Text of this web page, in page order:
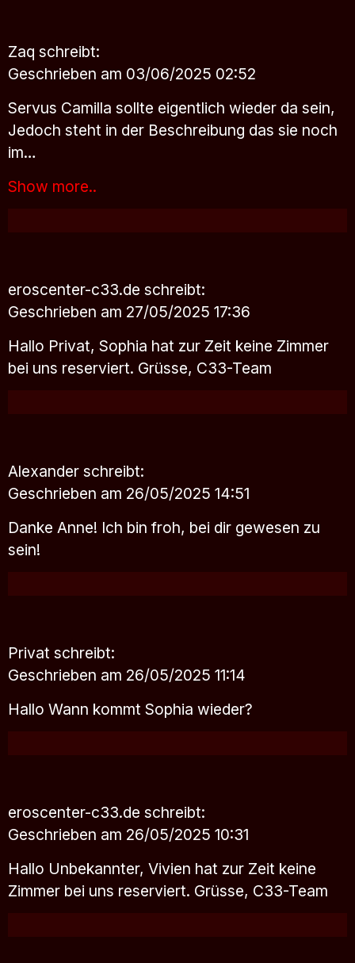
Zaq schreibt:
Geschrieben am 03/06/2025 02:52
Servus Camilla sollte eigentlich wieder da sein,
Jedoch steht in der Beschreibung das sie noch
im…
Show more..
eroscenter-c33.de schreibt:
Geschrieben am 27/05/2025 17:36
Hallo Privat, Sophia hat zur Zeit keine Zimmer
bei uns reserviert. Grüsse, C33-Team
Alexander schreibt:
Geschrieben am 26/05/2025 14:51
Danke Anne! Ich bin froh, bei dir gewesen zu
sein!
Privat schreibt:
Geschrieben am 26/05/2025 11:14
Hallo Wann kommt Sophia wieder?
eroscenter-c33.de schreibt:
Geschrieben am 26/05/2025 10:31
Hallo Unbekannter, Vivien hat zur Zeit keine
Zimmer bei uns reserviert. Grüsse, C33-Team